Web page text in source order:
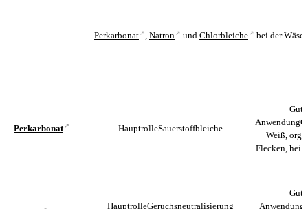
Perkarbonat ↗, Natron ↗ und Chlorbleiche ↗ bei der
Perkarbonat ↗ HauptrolleSauerstoffbleiche
Gute
Anwendung
Weiß,
Flecken,
HauptrolleGeruchsneutralisierung
Gute
Anwendung